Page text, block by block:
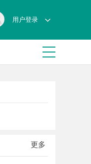
用户登录
更多